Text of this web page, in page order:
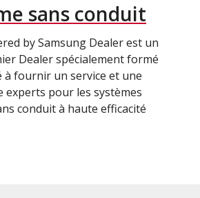
sans conduit
by Samsung Dealer est un
Dealer spécialement formé
à fournir un service et une
experts pour les systèmes
conduit à haute efficacité